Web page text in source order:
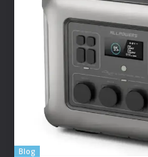
Blog